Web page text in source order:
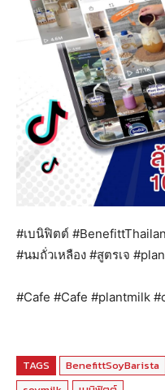
#เบนิฟิตต์
#นมถั่วเหลือง #สูตรเจ
#Cafe #Cafe #plantmilk
TAGS BenefittSoyBarista